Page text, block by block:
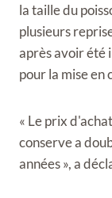
la taille du
plusieurs
après avoir été
pour la mise en
« Le prix
conserve a
années », a